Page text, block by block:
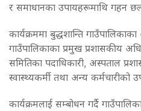
र समाधानका उपायहरूमाथि गहन
कार्यक्रममा बुद्धशान्ति
गाउँपालिकाका प्रमुख प्रशासकीय
समितिका पदाधिकारी, अस्पताल
स्वास्थ्यकर्मी तथा अन्य कर्मचारीको
कार्यक्रमलाई सम्बोधन गर्दै